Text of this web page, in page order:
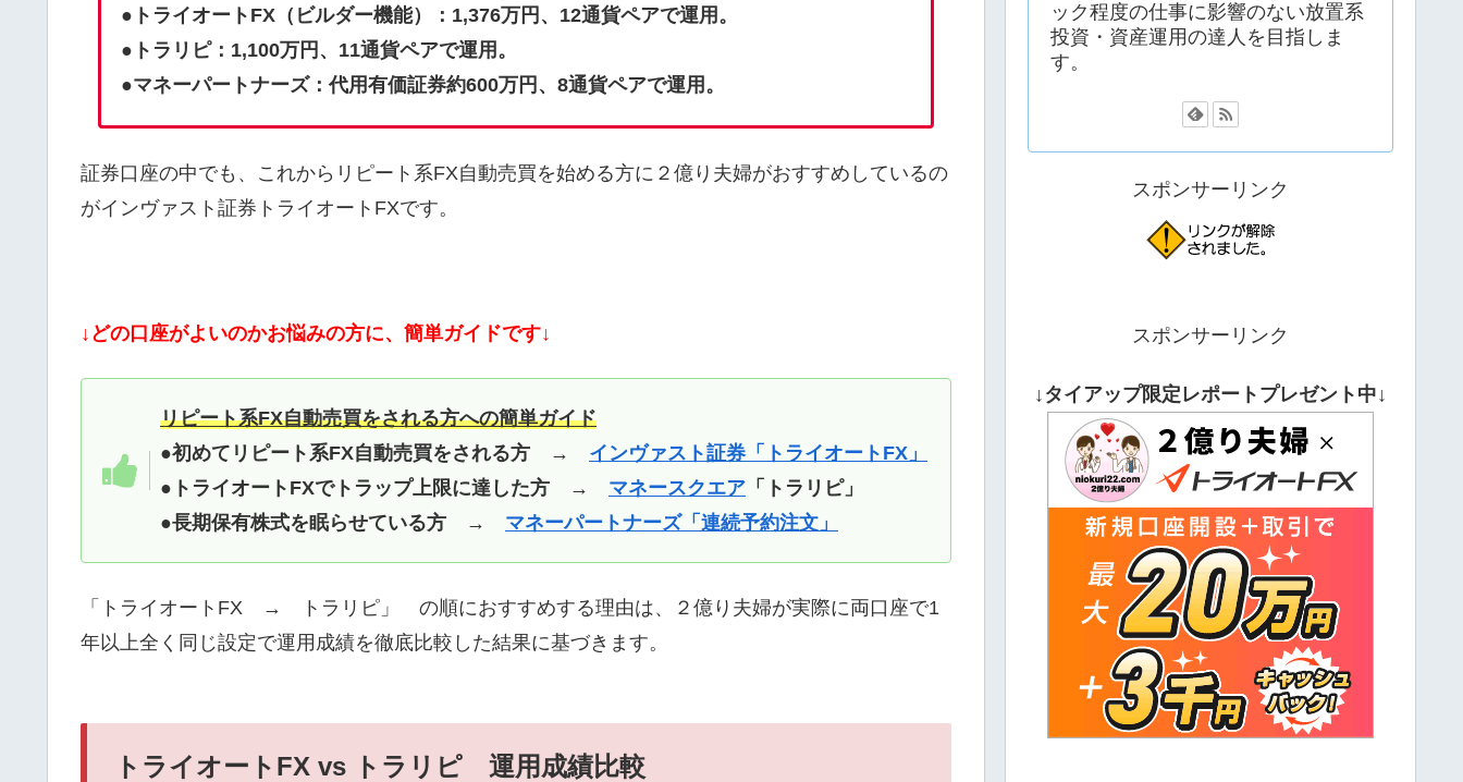
● トライオートFX（ビルダー機能）：1,376万円、12通貨ペアで運用。
●トラリピ：1,100万円、11通貨ペアで運用。
●マネーパートナーズ：代用有価証券約600万円、8通貨ペアで運用。
証券口座の中でも、これからリピート系FX自動売買を始める方に２億り夫婦がおすすめしているの
がインヴァスト証券トライオートFXです。
↓どの口座がよいのかお悩みの方に、簡単ガイドです↓
リピート系FX自動売買をされる方への簡単ガイド
●初めてリピート系FX自動売買をされる方 → インヴァスト証券「トライオートFX」
●トライオートFXでトラップ上限に達した方 → マネースクエア 「トラリピ」
●長期保有株式を眠らせている方 → マネーパートナーズ「連続予約注文」
「トライオートFX → トラリピ」 の順におすすめする理由は、２億り夫婦が実際に両口座で1
年以上全く同じ設定で運用成績を徹底比較した結果に基づきます。
トライオートFX vs トラリピ 運用成績比較
ック程度の仕事に影響のない放置系
投資・資産運用の達人を目指しま
す。
スポンサーリンク
スポンサーリンク
↓タイアップ限定レポートプレゼント中↓